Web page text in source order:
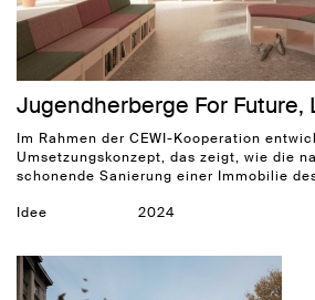
Jugendherberge For Future,
Im Rahmen der CEWI-Kooperation
Umsetzungskonzept, das zeigt, wie die
schonende Sanierung einer Immobilie
Idee 2024